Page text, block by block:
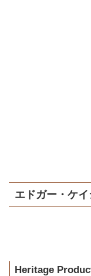
エドガー・ケ
Heritage